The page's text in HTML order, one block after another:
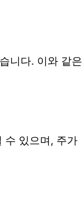
니다. 이와 같은
수 있으며, 주가